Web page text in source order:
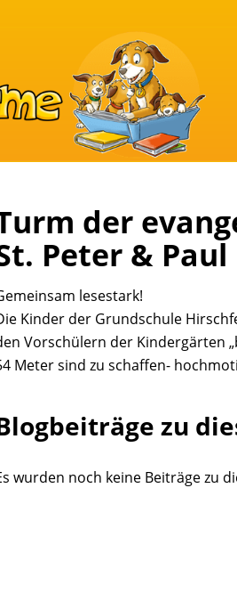
der
Peter &
lesestark!
Kinder der Grundschule
Vorschülern der Kindergärten
Meter sind zu schaffen-
zu
wurden noch keine Beiträge zu